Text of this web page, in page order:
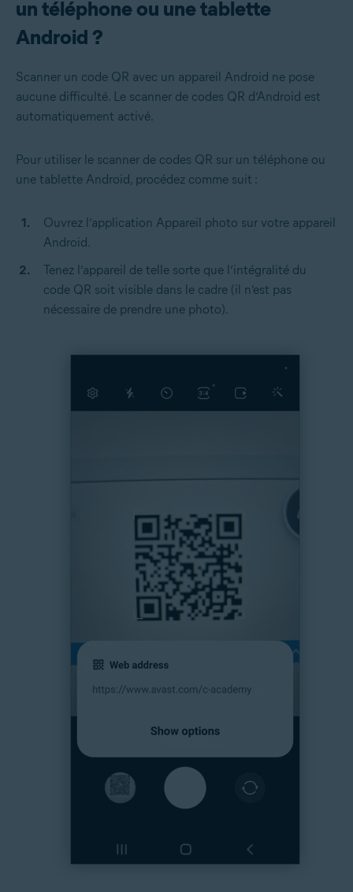
un téléphone ou une tablette
Android ?
Scanner un code QR avec un appareil Android ne pose
aucune difficulté. Le scanner de codes QR d’Android est
automatiquement activé.
Pour utiliser le scanner de codes QR sur un téléphone ou
une tablette Android, procédez comme suit :
Ouvrez l’application Appareil photo sur votre appareil
Android.
Tenez l’appareil de telle sorte que l’intégralité du
code QR soit visible dans le cadre (il n’est pas
nécessaire de prendre une photo).